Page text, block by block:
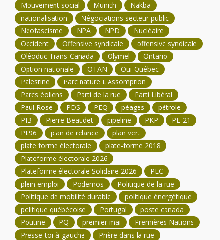
Mouvement social
Munich
Nakba
nationalisation
Négociations secteur public
Néofascisme
NPA NPD
Nucléaire
Occident
Offensive syndicale
offensive syndicale
Oléoduc Trans-Canada
Olymel
Ontario
Option nationale
OTAN
Oui-Québec
Palestine
Parc nature L'Assomption
Parcs éoliens
Parti de la rue
Parti Libéral
Paul Rose
PDS PEQ péages
pétrole
PIB
Pierre Beaudet pipeline PKP
PL-21
PL96
plan de relance
plan vert
plate forme électorale
plate-forme 2018
Plateforme électorale 2026
Plateforme électorale Solidaire 2026
PLC
plein emploi
Podemos
Politique de la rue
Politique de mobilité durable
politique énergétique
politique québécoise
Portugal
poste canada
Poutine
PQ premier mai
Premières Nations
Presse-toi-à-gauche
Prière dans la rue